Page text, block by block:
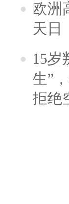
欧洲
天日
15岁
生”
拒绝